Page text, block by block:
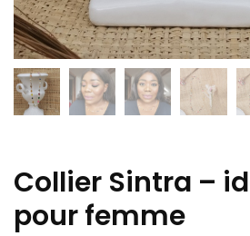
Collier Sintra –
pour femme